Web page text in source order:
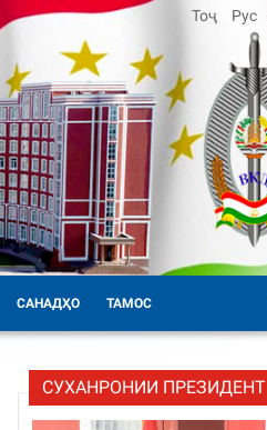
Тоҷ Рус
САНАДҲО ТАМОС
СУХАНРОНИИ ПРЕЗИДЕНТ